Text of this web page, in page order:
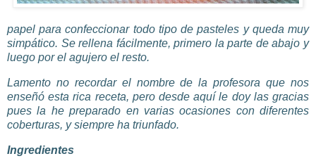
papel para confeccionar todo tipo de pasteles y queda muy
simpático. Se rellena fácilmente, primero la parte de abajo y
luego por el agujero el resto.
Lamento no recordar el nombre de la profesora que nos
enseñó esta rica receta, pero desde aquí le doy las gracias
pues la he preparado en varias ocasiones con diferentes
coberturas, y siempre ha triunfado.
Ingredientes